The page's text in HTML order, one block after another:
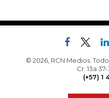
© 2026, RCN Medios.
Cr. 13a
(+57) 1